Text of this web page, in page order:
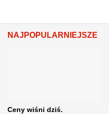
NAJPOPULARNIEJSZE
Ceny wiśni dziś.